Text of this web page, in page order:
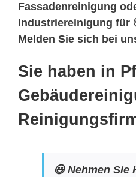
Fassadenreinigung
Industriereinigung für
Melden Sie sich bei
Sie haben in
😃 Nehmen